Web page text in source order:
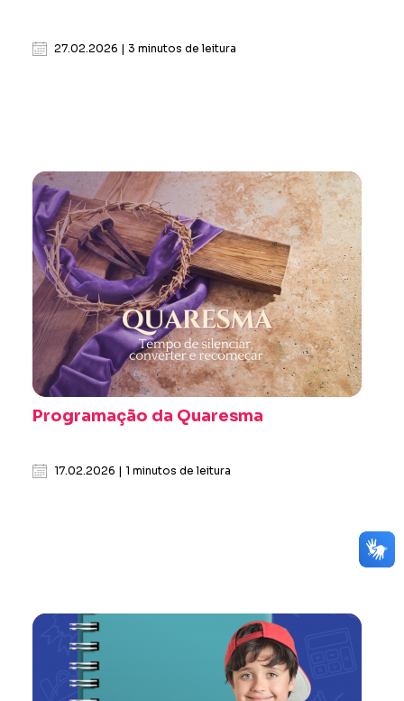
27.02.2026 | 3 minutos de leitura
Programação da Quaresma
17.02.2026 | 1 minutos de leitura